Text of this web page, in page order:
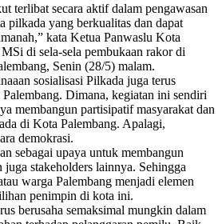
terlibat secara aktif dalam pengawasan
pilkada yang berkualitas dan dapat
kata Ketua Panwaslu Kota
di sela-sela pembukaan rakor di
Senin (28/5) malam.
sosialisasi Pilkada juga terus
Dimana, kegiatan ini sendiri
membangun partisipatif masyarakat dan
di Kota Palembang. Apalagi,
demokrasi.
sebagai upaya untuk membangun
juga stakeholders lainnya. Sehingga
warga Palembang menjadi elemen
penimpin di kota ini.
berusaha semaksimal mungkin dalam